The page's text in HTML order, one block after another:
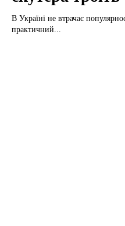
В Україні не втрачає
практичний...